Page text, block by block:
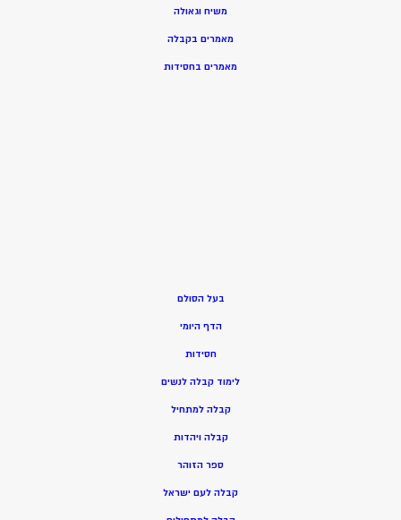
משיח וגאולה
מאמרים בקבלה
מאמרים בחסידות
בעל הסולם
הדף היומי
חסידות
לימוד קבלה לנשים
קבלה למתחיל
קבלה ויהדות
ספר הזוהר
קבלה לעם ישראל